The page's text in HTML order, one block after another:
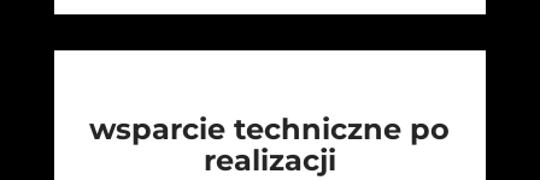
wsparcie techniczne po
realizacji